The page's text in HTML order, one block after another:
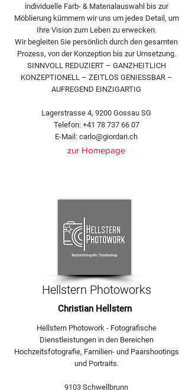
individuelle Farb- & Materialauswahl bis zur
Möblierung kümmern wir uns um jedes Detail, um
Ihre Vision zum Leben zu erwecken.
Wir begleiten Sie persönlich durch den gesamten
Prozess, von der Konzeption bis zur Umsetzung.
SINNVOLL REDUZIERT – GANZHEITLICH
KONZEPTIONELL – ZEITLOS GENIESSBAR –
AUFREGEND EINZIGARTIG
Lagerstrasse 4, 9200 Gossau SG
Telefon: +41 78 737 66 07
E-Mail: carlo@giordari.ch
zur Homepage
Hellstern Photoworks
Christian Hellstern
Hellstern Photowork - Fotografische
Dienstleistungen in den Bereichen
Hochzeitsfotografie, Familien- und Paarshootings
und Portraits.
9103 Schwellbrunn